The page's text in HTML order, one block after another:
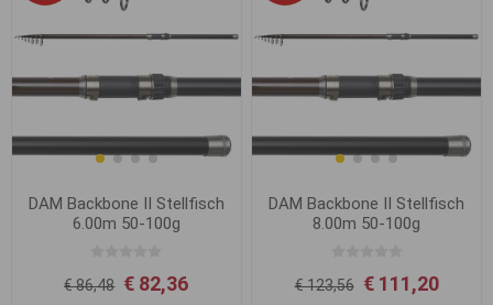
DAM Backbone II Stellfisch
6.00m 50-100g
€ 86,48 € 82,36
DAM Backbone II Stellfisch
8.00m 50-100g
€ 123,56 € 111,20